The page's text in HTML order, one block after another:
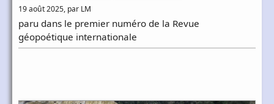
19 août 2025, par LM
paru dans le premier numéro de la Revue
géopoétique internationale